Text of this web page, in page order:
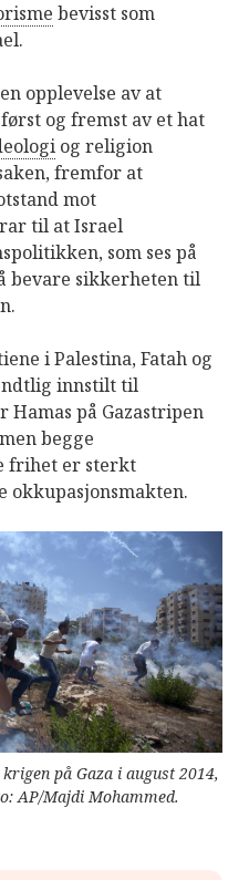
bevisst som
opplevelse av at
og fremst av et hat
og religion
fremfor at
mot
til at Israel
som ses på
bevare sikkerheten til
i Palestina, Fatah og
innstilt til
på Gazastripen
begge
frihet er sterkt
okkupasjonsmakten.
på Gaza i august 2014,
AP/Majdi Mohammed.